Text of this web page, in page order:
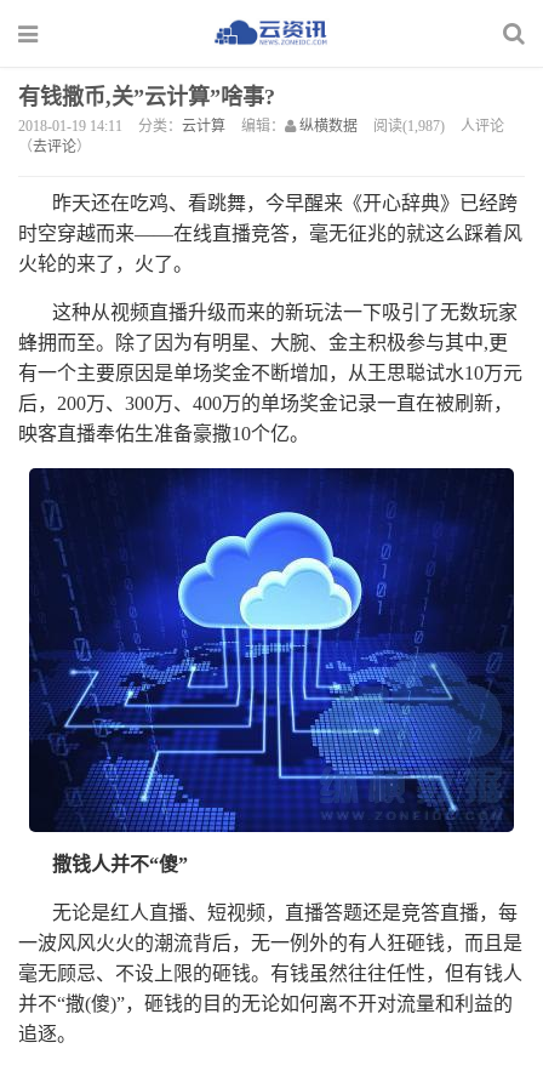
有钱撒币,关”云计算”啥事?
2018-01-19 14:11 分类： 云计算 编辑： 纵横数据 阅读(1,987)
人评论
（去评论）
昨天还在吃鸡、看跳舞，今早醒来《开心辞典》已经跨
时空穿越而来——在线直播竞答，毫无征兆的就这么踩着风
火轮的来了，火了。
这种从视频直播升级而来的新玩法一下吸引了无数玩家
蜂拥而至。除了因为有明星、大腕、金主积极参与其中,更
有一个主要原因是单场奖金不断增加，从王思聪试水10万元
后，200万、300万、400万的单场奖金记录一直在被刷新，
映客直播奉佑生准备豪撒10个亿。
撒钱人并不“傻”
无论是红人直播、短视频，直播答题还是竞答直播，每
一波风风火火的潮流背后，无一例外的有人狂砸钱，而且是
毫无顾忌、不设上限的砸钱。有钱虽然往往任性，但有钱人
并不“撒(傻)”，砸钱的目的无论如何离不开对流量和利益的
追逐。